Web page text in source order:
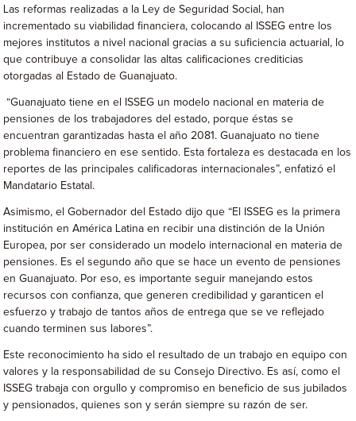
Las reformas realizadas a la Ley de Seguridad Social, han
incrementado su viabilidad financiera, colocando al ISSEG entre los
mejores institutos a nivel nacional gracias a su suficiencia actuarial, lo
que contribuye a consolidar las altas calificaciones crediticias
otorgadas al Estado de Guanajuato.
“Guanajuato tiene en el ISSEG un modelo nacional en materia de
pensiones de los trabajadores del estado, porque éstas se
encuentran garantizadas hasta el año 2081. Guanajuato no tiene
problema financiero en ese sentido. Esta fortaleza es destacada en los
reportes de las principales calificadoras internacionales”, enfatizó el
Mandatario Estatal.
Asimismo, el Gobernador del Estado dijo que “El ISSEG es la primera
institución en América Latina en recibir una distinción de la Unión
Europea, por ser considerado un modelo internacional en materia de
pensiones. Es el segundo año que se hace un evento de pensiones
en Guanajuato. Por eso, es importante seguir manejando estos
recursos con confianza, que generen credibilidad y garanticen el
esfuerzo y trabajo de tantos años de entrega que se ve reflejado
cuando terminen sus labores”.
Este reconocimiento ha sido el resultado de un trabajo en equipo con
valores y la responsabilidad de su Consejo Directivo. Es así, como el
ISSEG trabaja con orgullo y compromiso en beneficio de sus jubilados
y pensionados, quienes son y serán siempre su razón de ser.